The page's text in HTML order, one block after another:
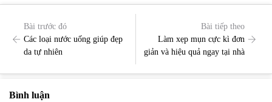
Bài trước đó
Các loại nước uống giúp đẹp
da tự nhiên
Bài tiếp theo
Làm xẹp mụn cực kì đơn
giản và hiệu quả ngay tại nhà
Bình luận